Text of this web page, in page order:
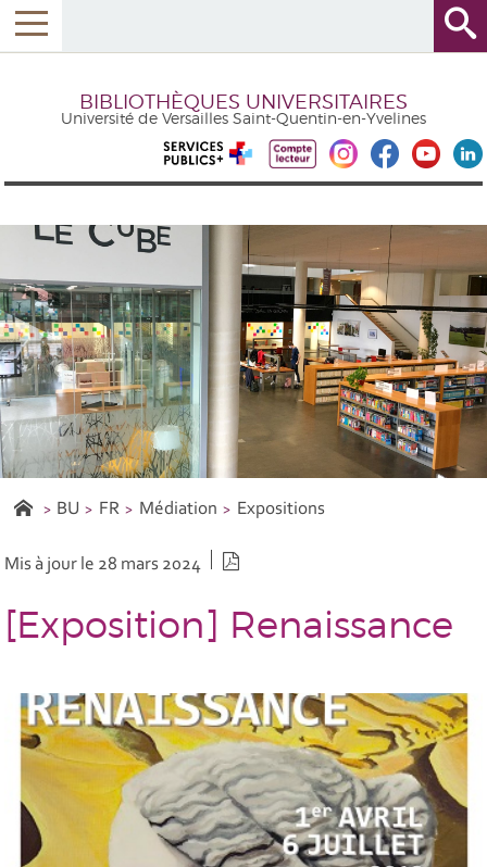
BIBLIOTHÈQUES UNIVERSITAIRES
Université de Versailles Saint-Quentin-en-Yvelines
BU FR Médiation Expositions
Mis à jour le 28 mars 2024
[Exposition] Renaissance